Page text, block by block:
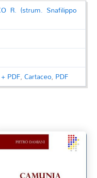
R. (strum. Snafilippo
PDF,Cartaceo, PDF